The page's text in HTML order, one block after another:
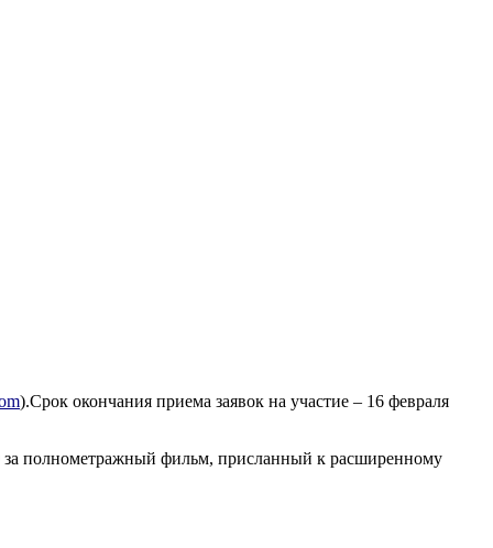
).Срок окончания приема заявок на участие – 16 февраля
за полнометражный фильм, присланный к расширенному